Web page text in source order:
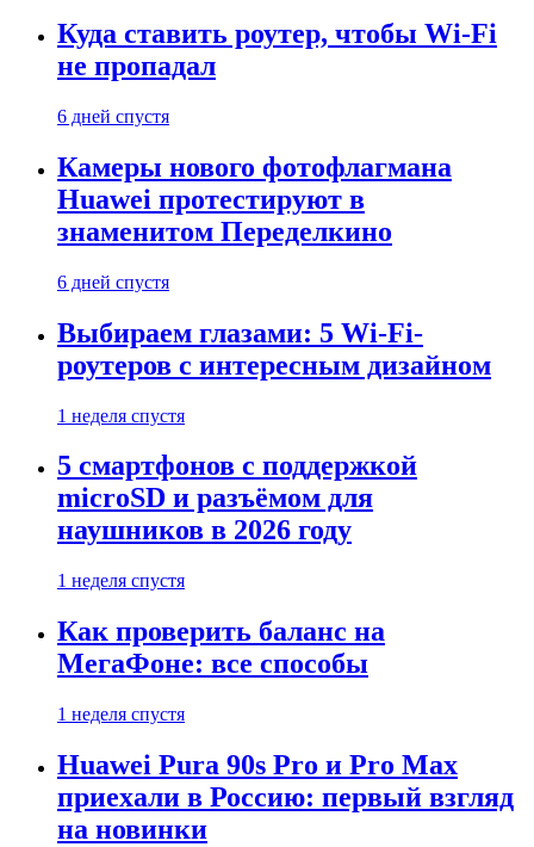
Куда ставить роутер, чтобы Wi-Fi
не пропадал
6 дней спустя
Камеры нового фотофлагмана
Huawei протестируют в
знаменитом Переделкино
6 дней спустя
Выбираем глазами: 5 Wi-Fi-
роутеров с интересным дизайном
1 неделя спустя
5 смартфонов с поддержкой
microSD и разъёмом для
наушников в 2026 году
1 неделя спустя
Как проверить баланс на
МегаФоне: все способы
1 неделя спустя
Huawei Pura 90s Pro и Pro Max
приехали в Россию: первый взгляд
на новинки